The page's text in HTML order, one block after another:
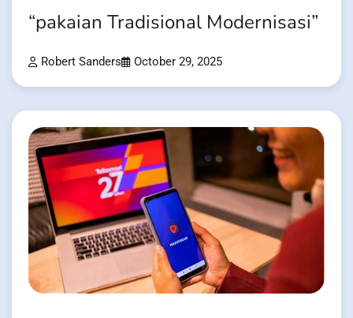
“pakaian Tradisional Modernisasi”
Robert Sanders October 29, 2025